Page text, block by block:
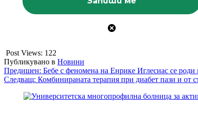
Post Views: 122
Публикувано в Новини
Навигация
Предишен: Бебе с феномена на Енрике Иглесиас се
Следващ: Комбинираната терапия при диабет пази и от